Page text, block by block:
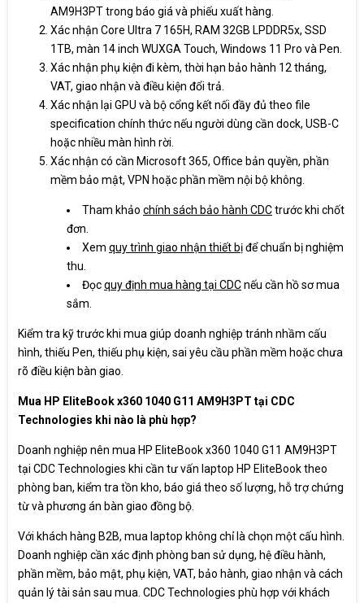
AM9H3PT trong báo giá và phiếu xuất hàng.
Xác nhận Core Ultra 7 165H, RAM 32GB LPDDR5x, SSD
1TB, màn 14 inch WUXGA Touch, Windows 11 Pro và Pen.
Xác nhận phụ kiện đi kèm, thời hạn bảo hành 12 tháng,
VAT, giao nhận và điều kiện đổi trả.
Xác nhận lại GPU và bộ cổng kết nối đầy đủ theo file
specification chính thức nếu người dùng cần dock, USB-C
hoặc nhiều màn hình rời.
Xác nhận có cần Microsoft 365, Office bản quyền, phần
mềm bảo mật, VPN hoặc phần mềm nội bộ không.
Tham khảo chính sách bảo hành CDCtrước khi chốt
đơn.
Xem quy trình giao nhận thiết bịđể chuẩn bị nghiệm
thu.
Đọcquy định mua hàng tại CDCnếu cần hồ sơ mua
sắm.
Kiểm tra kỹ trước khi mua giúp doanh nghiệp tránh nhầm cấu
hình, thiếu Pen, thiếu phụ kiện, sai yêu cầu phần mềm hoặc chưa
rõ điều kiện bàn giao.
Mua HP EliteBook x360 1040 G11 AM9H3PT tại CDC
Technologies khi nào là phù hợp?
Doanh nghiệp nên mua HP EliteBook x360 1040 G11 AM9H3PT
tại CDC Technologies khi cần tư vấn laptop HP EliteBook theo
phòng ban, kiểm tra tồn kho, báo giá theo số lượng, hỗ trợ chứng
từ và phương án bàn giao đồng bộ.
Với khách hàng B2B, mua laptop không chỉ là chọn một cấu hình.
Doanh nghiệp cần xác định phòng ban sử dụng, hệ điều hành,
phần mềm, bảo mật, phụ kiện, VAT, bảo hành, giao nhận và cách
quản lý tài sản sau mua. CDC Technologies phù hợp với khách